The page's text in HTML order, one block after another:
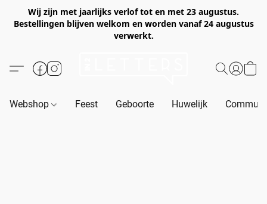
Wij zijn met jaarlijks verlof tot en met 23 augustus.
Bestellingen blijven welkom en worden vanaf 24 augustus
verwerkt.
Webshop Feest Geboorte Huwelijk